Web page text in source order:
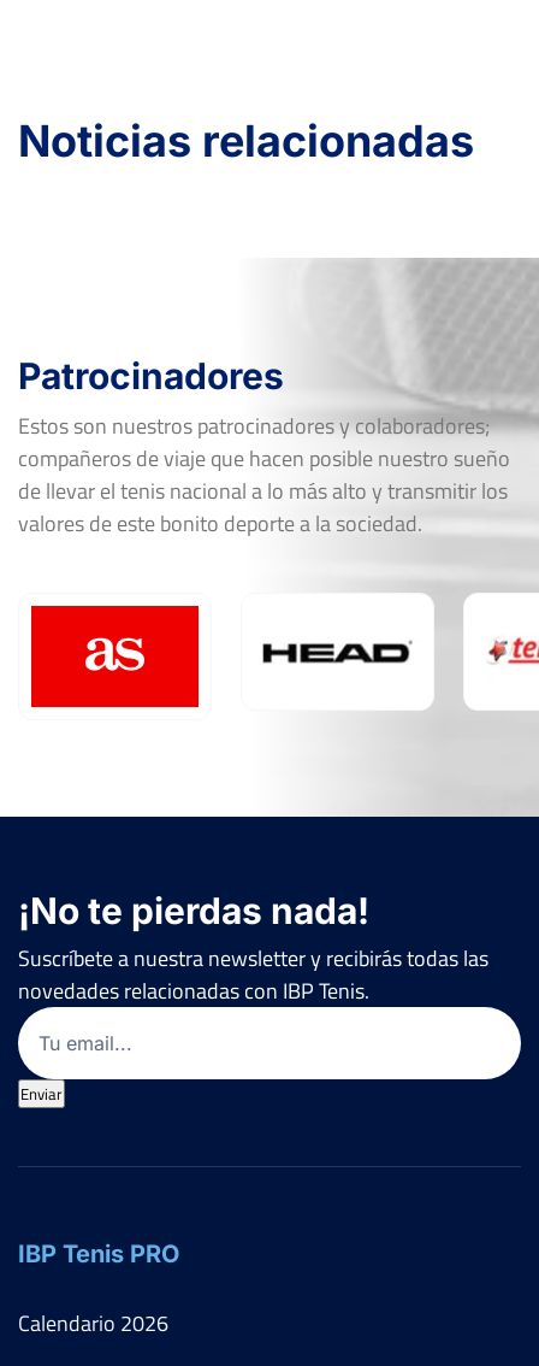
Noticias relacionadas
Patrocinadores
Estos son nuestros patrocinadores y colaboradores;
compañeros de viaje que hacen posible nuestro sueño
de llevar el tenis nacional a lo más alto y transmitir los
valores de este bonito deporte a la sociedad.
¡No te pierdas nada!
Suscríbete a nuestra newsletter y recibirás todas las
novedades relacionadas con IBP Tenis.
Email
Enviar
IBP Tenis PRO
Calendario 2026